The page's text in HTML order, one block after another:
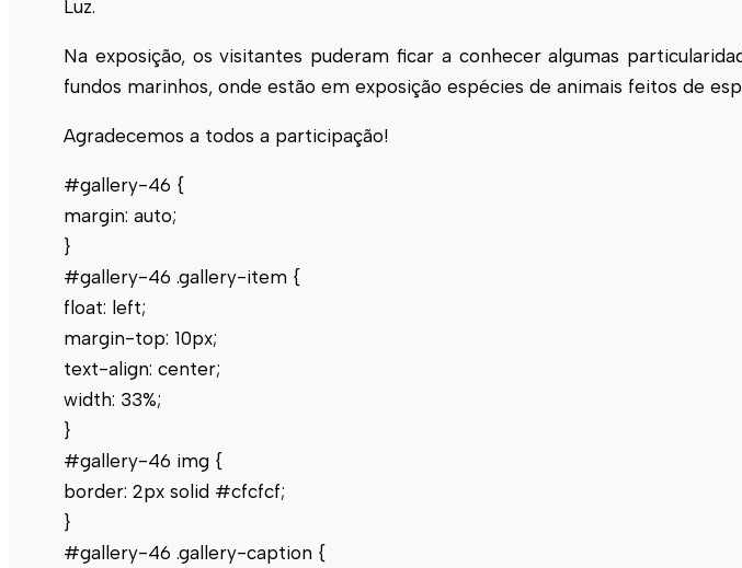
Luz.
Na exposição, os visitantes puderam ficar a conhecer algumas
fundos marinhos, onde estão em exposição espécies de animais feitos de
Agradecemos a todos a participação!
#gallery-46 {
margin: auto;
}
#gallery-46 .gallery-item {
float: left;
margin-top: 10px;
text-align: center;
width: 33%;
}
#gallery-46 img {
border: 2px solid #cfcfcf;
}
#gallery-46 .gallery-caption {